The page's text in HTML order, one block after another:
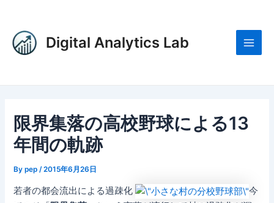
Digital Analytics Lab
限界集落の高校野球による13
年間の軌跡
Bypep /2015年6月26日
若者の都会流出による過疎化
今